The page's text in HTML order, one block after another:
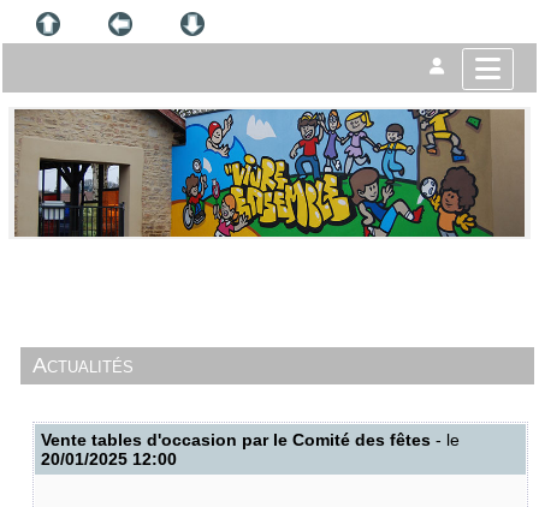
Actualités
Vente tables d'occasion par le Comité des fêtes - le
20/01/2025 12:00